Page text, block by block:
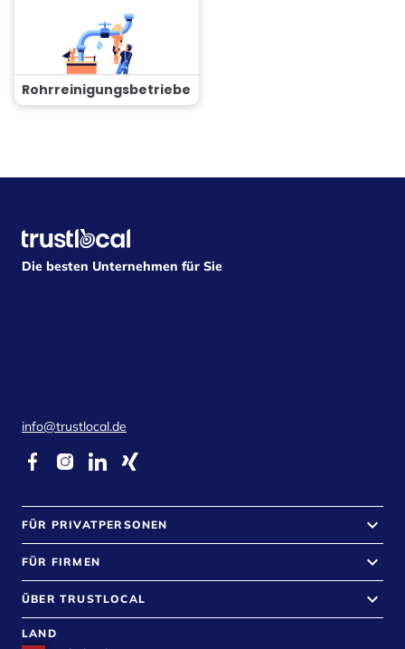
Rohrreinigungsbetriebe
Die besten Unternehmen für Sie
info@trustlocal.de
FÜR PRIVATPERSONEN keyboard_arrow_down
FÜR FIRMEN keyboard_arrow_down
ÜBER TRUSTLOCAL keyboard_arrow_down
LAND